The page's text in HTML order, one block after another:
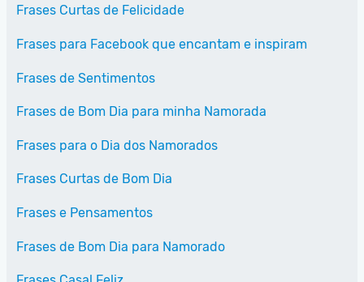
Frases Curtas de Felicidade
Frases para Facebook que encantam e inspiram
Frases de Sentimentos
Frases de Bom Dia para minha Namorada
Frases para o Dia dos Namorados
Frases Curtas de Bom Dia
Frases e Pensamentos
Frases de Bom Dia para Namorado